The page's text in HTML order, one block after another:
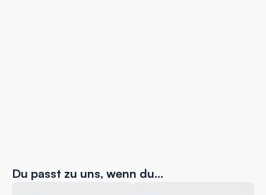
Du passt zu uns, wenn du…